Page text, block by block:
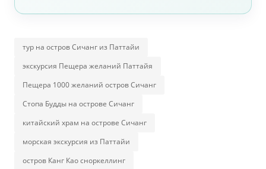
тур на остров Сичанг из Паттайи
экскурсия Пещера желаний Паттайя
Пещера 1000 желаний остров Сичанг
Стопа Будды на острове Сичанг
китайский храм на острове Сичанг
морская экскурсия из Паттайи
остров Канг Као сноркеллинг